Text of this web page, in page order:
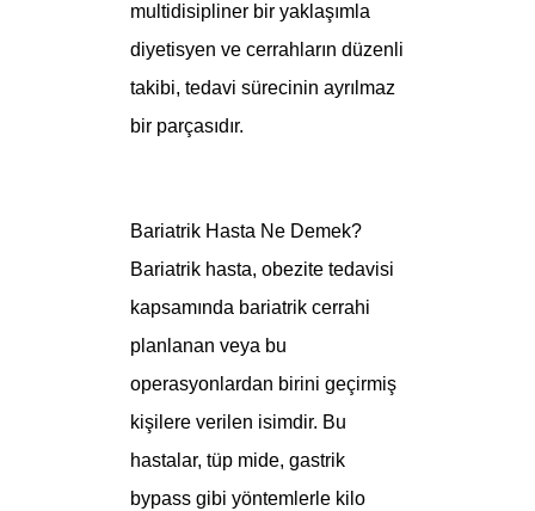
multidisipliner bir yaklaşımla
diyetisyen ve cerrahların düzenli
takibi, tedavi sürecinin ayrılmaz
bir parçasıdır.
Bariatrik Hasta Ne Demek?
Bariatrik hasta, obezite tedavisi
kapsamında bariatrik cerrahi
planlanan veya bu
operasyonlardan birini geçirmiş
kişilere verilen isimdir. Bu
hastalar, tüp mide, gastrik
bypass gibi yöntemlerle kilo